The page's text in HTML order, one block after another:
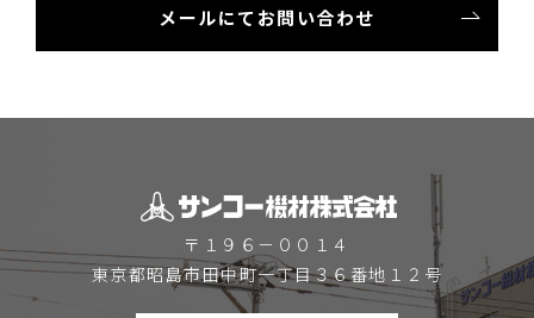
メールにてお問い合わせ
〒１９６－００１４
東京都昭島市田中町一丁目３６番地１２号